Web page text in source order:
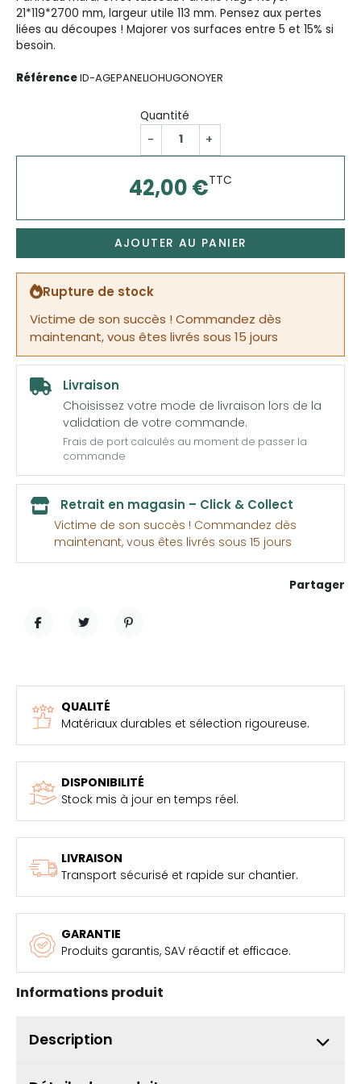
21*119*2700 mm, largeur utile 113 mm. Pensez aux pertes
liées au découpes ! Majorer vos surfaces entre 5 et 15% si
besoin.
RéférenceID-AGEPANELIOHUGONOYER
Quantité
- +
42,00 €TTC
AJOUTER AU PANIER
Rupture de stock
Victime de son succès ! Commandez dès
maintenant, vous êtes livrés sous 15 jours
Livraison
Choisissez votre mode de livraison lors de la
validation de votre commande.
Frais de port calculés au moment de passer la
commande
Retrait en magasin – Click & Collect
Victime de son succès ! Commandez dès
maintenant, vous êtes livrés sous 15 jours
Partager
QUALITÉ
Matériaux durables et sélection rigoureuse.
DISPONIBILITÉ
Stock mis à jour en temps réel.
LIVRAISON
Transport sécurisé et rapide sur chantier.
GARANTIE
Produits garantis, SAV réactif et efficace.
Informations produit
Description